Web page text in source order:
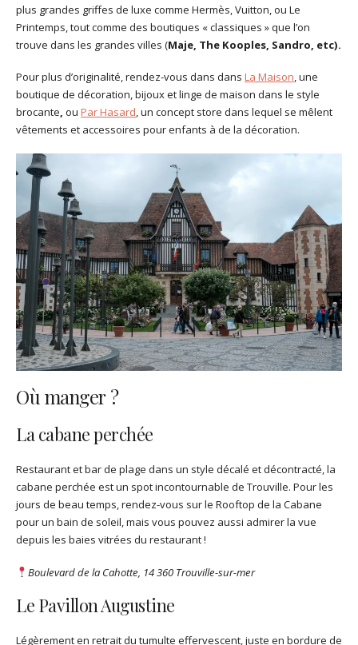
plus grandes griffes de luxe comme Hermès, Vuitton, ou Le
Printemps, tout comme des boutiques « classiques » que l’on
trouve dans les grandes villes (Maje, The Kooples, Sandro, etc).
Pour plus d’originalité, rendez-vous dans dans La Maison, une
boutique de décoration, bijoux et linge de maison dans le style
brocante, ou Par Hasard, un concept store dans lequel se mêlent
vêtements et accessoires pour enfants à de la décoration.
Où manger ?
La cabane perchée
Restaurant et bar de plage dans un style décalé et décontracté, la
cabane perchée est un spot incontournable de Trouville. Pour les
jours de beau temps, rendez-vous sur le Rooftop de la Cabane
pour un bain de soleil, mais vous pouvez aussi admirer la vue
depuis les baies vitrées du restaurant !
Boulevard de la Cahotte, 14 360 Trouville-sur-mer
Le Pavillon Augustine
Légèrement en retrait du tumulte effervescent, juste en bordure de